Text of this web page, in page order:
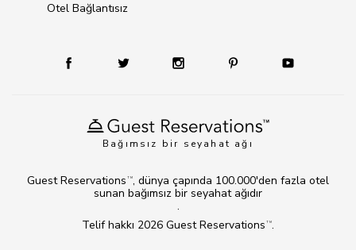
Bağımsız bir seyahat ağı
Otel Bağlantısız
Telif hakkı 2026 Guest Reservations TM.
Guest Reservations TM, dünya çapında 100.000'den fazla otel
sunan bağımsız bir seyahat ağıdır
.